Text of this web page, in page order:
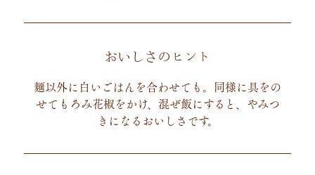
おいしさのヒント
麺以外に白いごはんを合わせても。同様に具をの
せてもろみ花椒をかけ、混ぜ飯にすると、やみつ
きになるおいしさです。